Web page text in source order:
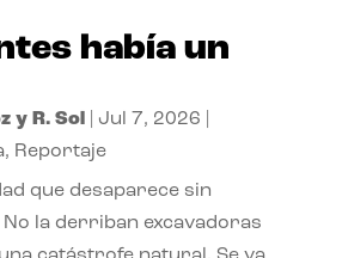
había un
y R. Sol Jul 7, 2026
, Reportaje
que desaparece sin
la derriban excavadoras